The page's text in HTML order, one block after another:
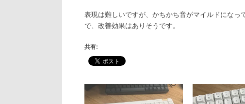
表現は難しいですが、かちかち音がマイルドになっ
で、改善効果はありそうです。
共有: